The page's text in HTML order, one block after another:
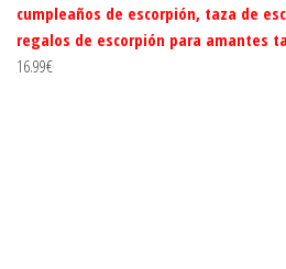
cumpleaños de escorpión, taza de
regalos de escorpión para amantes
16.99€